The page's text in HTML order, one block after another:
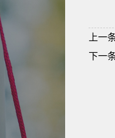
上一
下一条